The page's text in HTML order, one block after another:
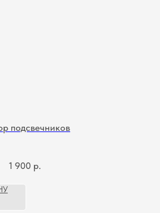
подсвечников
1 900 р.